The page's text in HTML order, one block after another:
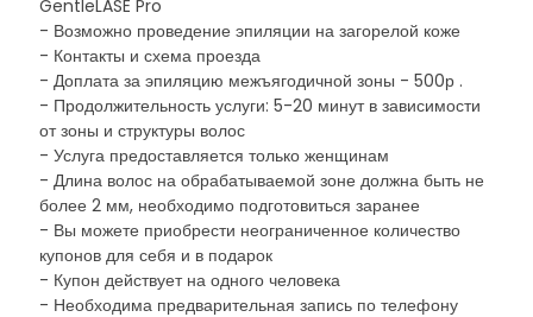
GentleLASE Pro
- Возможно проведение эпиляции на загорелой коже
- Контакты и схема проезда
- Доплата за эпиляцию межъягодичной зоны - 500р .
- Продолжительность услуги: 5-20 минут в зависимости
от зоны и структуры волос
- Услуга предоставляется только женщинам
- Длина волос на обрабатываемой зоне должна быть не
более 2 мм, необходимо подготовиться заранее
- Вы можете приобрести неограниченное количество
купонов для себя и в подарок
- Купон действует на одного человека
- Необходима предварительная запись по телефону